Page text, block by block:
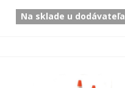
Na sklade u dodávateľa